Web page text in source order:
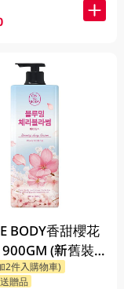
BODY香甜櫻花
(新舊裝隨
2件入購物車)
贈品